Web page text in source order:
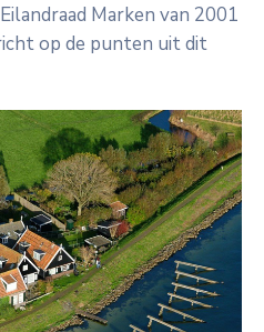
Marken van 2001
op de punten uit dit